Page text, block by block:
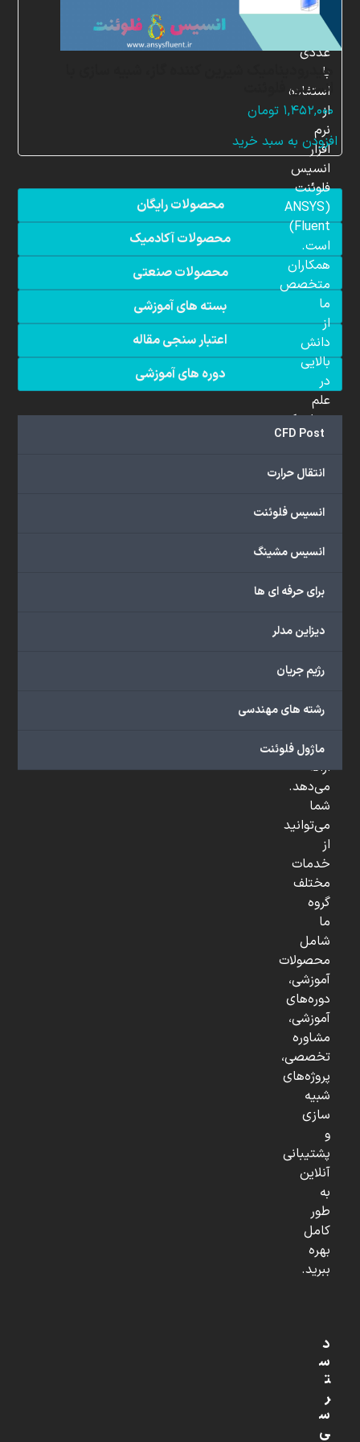
هیدرودینامیک شیرین کننده گاز، شبیه سازی با
انسیس فلوئنت
۱,۴۵۲,۰۰۰ تومان
افزودن به سبد خرید
محصولات رایگان
محصولات آکادمیک
محصولات صنعتی
بسته های آموزشی
اعتبار سنجی مقاله
دوره های آموزشی
CFD Post
انتقال حرارت
انسیس فلوئنت
انسیس مشینگ
برای حرفه ای ها
دیزاین مدلر
رژیم جریان
رشته های مهندسی
ماژول فلوئنت
شبیه
سازی
عددی
با
استفاده
از
نرم
افزار
انسیس
فلوئنت
(ANSYS
Fluent)
است.
همکاران
متخصص
ما
از
دانش
بالایی
در
علم
دینامیک
سیالات
(CFD)
هستند.
ما
گسترده‌ای
با
دانشگاهی،
صنعتی
...
ارائه
می‌دهد.
شما
می‌توانید
از
خدمات
مختلف
گروه
ما
شامل
محصولات
آموزشی،
دوره‌های
آموزشی،
مشاوره
تخصصی،
پروژه‌های
شبیه
سازی
و
پشتیبانی
آنلاین
به
طور
کامل
بهره
ببرید.
د
س
ت
ر
س
ی